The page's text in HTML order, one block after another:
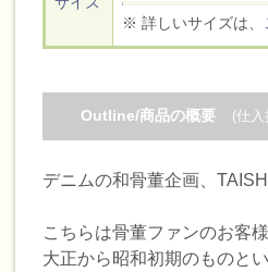
※ 詳しいサイズは、
Outline/商品の概要 (仕
デニムの和骨董企画、
こちらは骨董ファンのお客
大正から昭和初期のものと